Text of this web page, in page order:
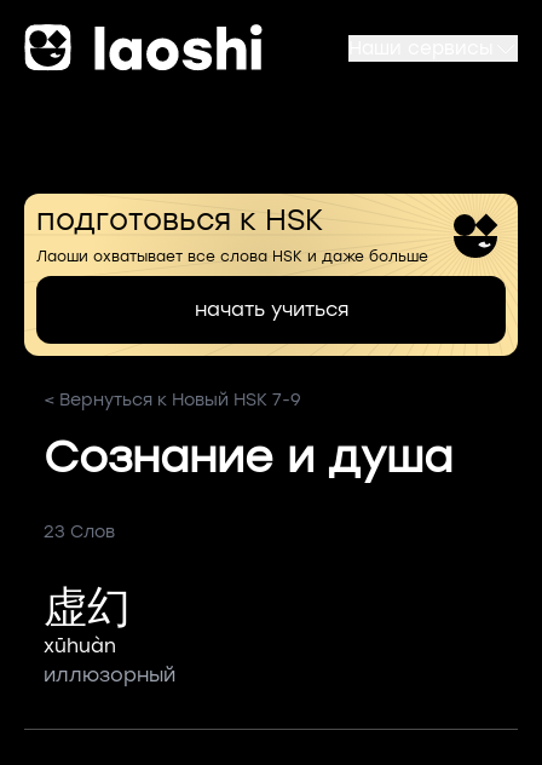
подготовься к HSK
Лаоши охватывает все слова HSK и даже больше
начать учиться
< Вернуться к Новый HSK 7-9
Сознание и душа
23 Слов
虚幻
xūhuàn
иллюзорный